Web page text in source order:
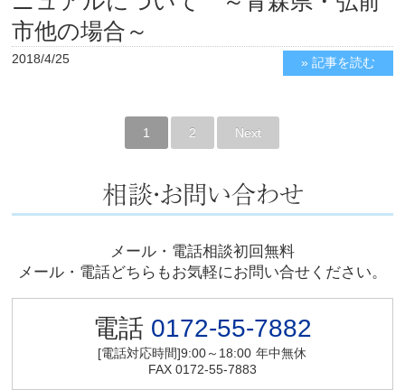
市他の場合～
2018/4/25 » 記事を読む
1 2 Next
メール・電話相談初回無料
メール・電話どちらもお気軽にお問い合せください。
電話 0172-55-7882
[電話対応時間]9:00～18:00 年中無休
FAX 0172-55-7883